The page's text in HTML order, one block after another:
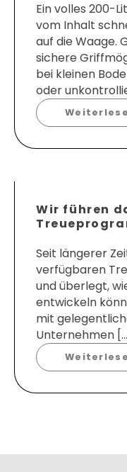
Ein volles 200-
vom Inhalt
auf die Waage.
sichere
bei kleinen
oder
Wir führen
Seit längerer
verfügbaren
und überlegt,
entwickeln
mit
Unternehmen